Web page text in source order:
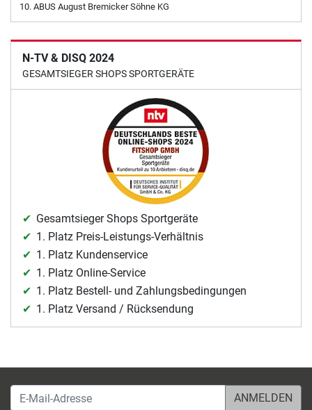
ABUS August Bremicker Söhne KG
N-TV & DISQ 2024
GESAMTSIEGER SHOPS SPORTGERÄTE
Gesamtsieger Shops Sportgeräte
1. Platz Preis-Leistungs-Verhältnis
1. Platz Kundenservice
1. Platz Online-Service
1. Platz Bestell- und Zahlungsbedingungen
1. Platz Versand / Rücksendung
E-Mail-Adresse